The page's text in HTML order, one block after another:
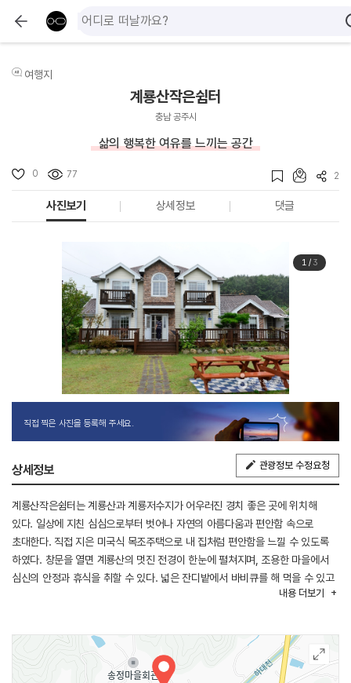
여행지
계룡산작은쉼터
충남 공주시
삶의 행복한 여유를 느끼는 공간
0 77 2
사진보기 상세정보 댓글
1/ 3
직접 찍은 사진을 등록해 주세요.
상세정보 관광정보 수정요청
계룡산작은쉼터는 계룡산과 계룡저수지가 어우러진 경치 좋은 곳에 위치해
있다. 일상에 지친 심심으로부터 벗어나 자연의 아름다움과 편안함 속으로
초대한다. 직접 지은 미국식 목조주택으로 내 집처럼 편안함을 느낄 수 있도록
하였다. 창문을 열면 계룡산의 멋진 전경이 한눈에 펼쳐지며, 조용한 마을에서
심신의 안정과 휴식을 취할 수 있다. 넓은 잔디밭에서 바비큐를 해 먹을 수 있고
내용 더보기